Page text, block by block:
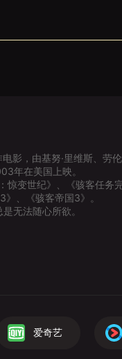
影，由基努·里维斯、劳
年在美国上映。
惊变世纪》、《骇客任务
、《骇客帝国3》。
无法随心所欲。
爱奇艺